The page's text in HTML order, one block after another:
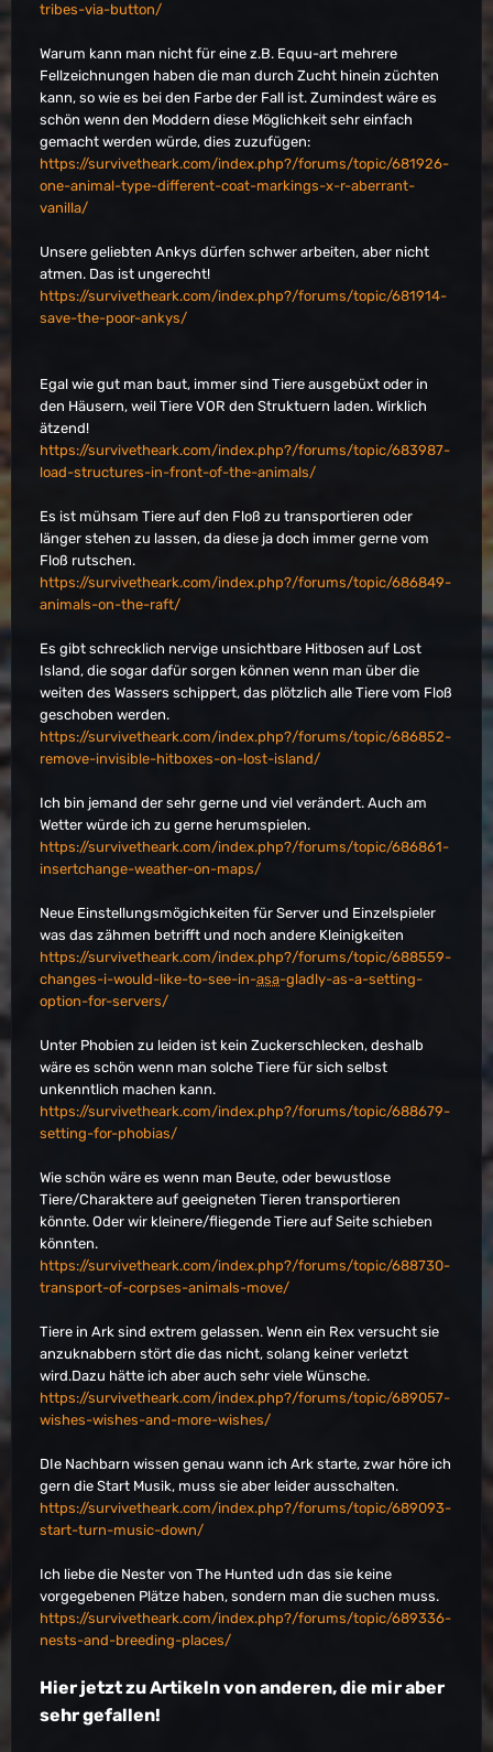
tribes-via-button/
Warum kann man nicht für eine z.B. Equu-art mehrere
Fellzeichnungen haben die man durch Zucht hinein züchten
kann, so wie es bei den Farbe der Fall ist. Zumindest wäre es
schön wenn den Moddern diese Möglichkeit sehr einfach
gemacht werden würde, dies zuzufügen:
https://survivetheark.com/index.php?/forums/topic/681926-
one-animal-type-different-coat-markings-x-r-aberrant-
vanilla/
Unsere geliebten Ankys dürfen schwer arbeiten, aber nicht
atmen. Das ist ungerecht!
https://survivetheark.com/index.php?/forums/topic/681914-
save-the-poor-ankys/
Egal wie gut man baut, immer sind Tiere ausgebüxt oder in
den Häusern, weil Tiere VOR den Struktuern laden. Wirklich
ätzend!
https://survivetheark.com/index.php?/forums/topic/683987-
load-structures-in-front-of-the-animals/
Es ist mühsam Tiere auf den Floß zu transportieren oder
länger stehen zu lassen, da diese ja doch immer gerne vom
Floß rutschen.
https://survivetheark.com/index.php?/forums/topic/686849-
animals-on-the-raft/
Es gibt schrecklich nervige unsichtbare Hitbosen auf Lost
Island, die sogar dafür sorgen können wenn man über die
weiten des Wassers schippert, das plötzlich alle Tiere vom Floß
geschoben werden.
https://survivetheark.com/index.php?/forums/topic/686852-
remove-invisible-hitboxes-on-lost-island/
Ich bin jemand der sehr gerne und viel verändert. Auch am
Wetter würde ich zu gerne herumspielen.
https://survivetheark.com/index.php?/forums/topic/686861-
insertchange-weather-on-maps/
Neue Einstellungsmögichkeiten für Server und Einzelspieler
was das zähmen betrifft und noch andere Kleinigkeiten
https://survivetheark.com/index.php?/forums/topic/688559-
changes-i-would-like-to-see-in-asa-gladly-as-a-setting-
option-for-servers/
Unter Phobien zu leiden ist kein Zuckerschlecken, deshalb
wäre es schön wenn man solche Tiere für sich selbst
unkenntlich machen kann.
https://survivetheark.com/index.php?/forums/topic/688679-
setting-for-phobias/
Wie schön wäre es wenn man Beute, oder bewustlose
Tiere/Charaktere auf geeigneten Tieren transportieren
könnte. Oder wir kleinere/fliegende Tiere auf Seite schieben
könnten.
https://survivetheark.com/index.php?/forums/topic/688730-
transport-of-corpses-animals-move/
Tiere in Ark sind extrem gelassen. Wenn ein Rex versucht sie
anzuknabbern stört die das nicht, solang keiner verletzt
wird.Dazu hätte ich aber auch sehr viele Wünsche.
https://survivetheark.com/index.php?/forums/topic/689057-
wishes-wishes-and-more-wishes/
DIe Nachbarn wissen genau wann ich Ark starte, zwar höre ich
gern die Start Musik, muss sie aber leider ausschalten.
https://survivetheark.com/index.php?/forums/topic/689093-
start-turn-music-down/
Ich liebe die Nester von The Hunted udn das sie keine
vorgegebenen Plätze haben, sondern man die suchen muss.
https://survivetheark.com/index.php?/forums/topic/689336-
nests-and-breeding-places/
Hier jetzt zu Artikeln von anderen, die mir aber
sehr gefallen!